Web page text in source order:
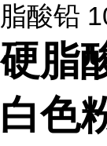
脂酸铅
硬脂
白色